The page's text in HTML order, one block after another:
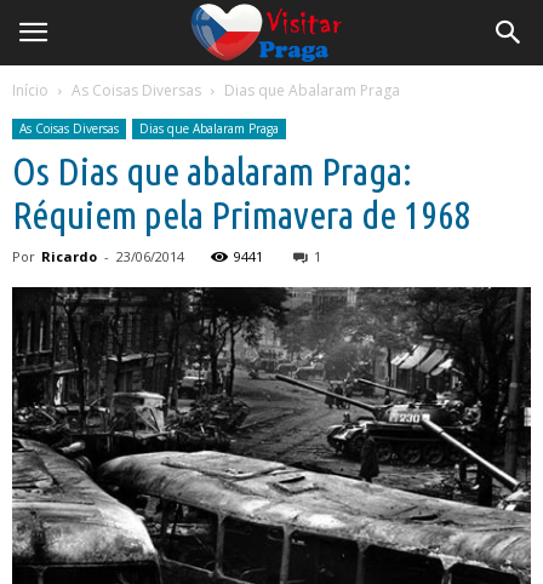
Início As Coisas Diversas Dias que Abalaram Praga
As Coisas Diversas Dias que Abalaram Praga
Os Dias que abalaram Praga:
Réquiem pela Primavera de 1968
Por Ricardo - 23/06/2014 9441 1